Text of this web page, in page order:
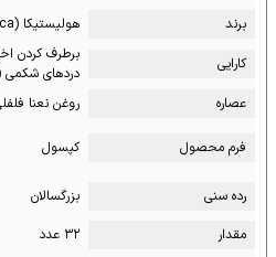
برند
هولیستیکا (Holistica)
کارایی
برطرف کردن
دردهای
عصاره
روغن نعنا
فرم محصول کپسول
رده سنی
بزرگسالان
مقدار
۳۲ عدد